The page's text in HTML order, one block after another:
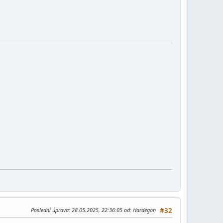
#32
Poslední úprava: 28.05.2025, 22:36:05 od: Hardegon